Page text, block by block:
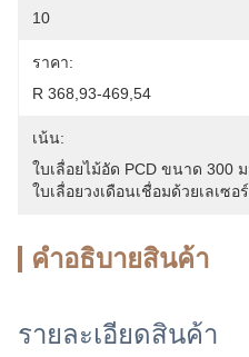
10
ราคา:
R 368,93-469,54
เน้น:
ใบเลื่อยไม้อัด PCD ขนาด 300 ม
ใบเลื่อยวงเดือนเชื่อมด้วยเลเซอร์
คําอธิบายสินค้า
รายละเอียดสินค้า